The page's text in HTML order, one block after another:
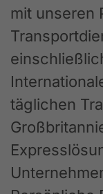
mit unseren
täglichen